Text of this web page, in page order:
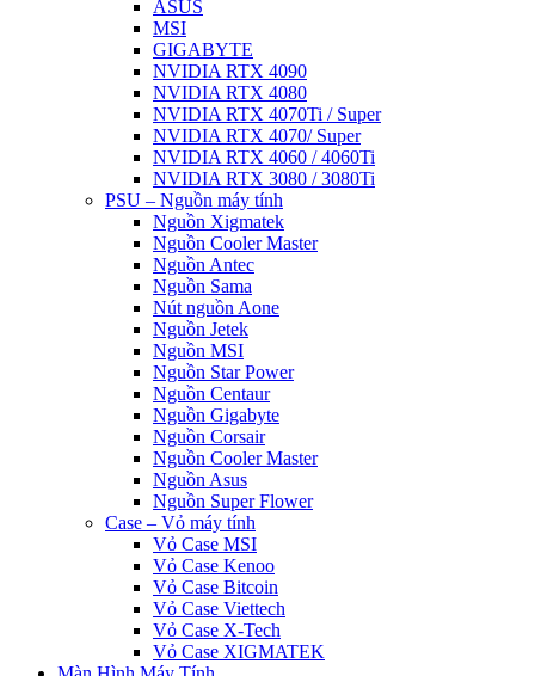
ASUS
MSI
GIGABYTE
NVIDIA RTX 4090
NVIDIA RTX 4080
NVIDIA RTX 4070Ti / Super
NVIDIA RTX 4070/ Super
NVIDIA RTX 4060 / 4060Ti
NVIDIA RTX 3080 / 3080Ti
PSU – Nguồn máy tính
Nguồn Xigmatek
Nguồn Cooler Master
Nguồn Antec
Nguồn Sama
Nút nguồn Aone
Nguồn Jetek
Nguồn MSI
Nguồn Star Power
Nguồn Centaur
Nguồn Gigabyte
Nguồn Corsair
Nguồn Cooler Master
Nguồn Asus
Nguồn Super Flower
Case – Vỏ máy tính
Vỏ Case MSI
Vỏ Case Kenoo
Vỏ Case Bitcoin
Vỏ Case Viettech
Vỏ Case X-Tech
Vỏ Case XIGMATEK